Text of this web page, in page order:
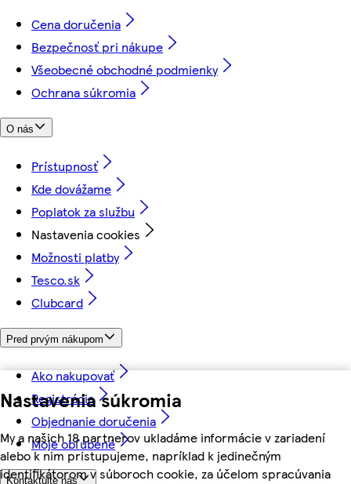
Nastavenia súkromia
My a našich 18 partnerov ukladáme informácie v zariadení
alebo k nim pristupujeme, napríklad k jedinečným
identifikátorom v súboroch cookie, za účelom spracúvania
Cena doručenia
Bezpečnosť pri nákupe
Všeobecné obchodné podmienky
Ochrana súkromia
O nás
Prístupnosť
Kde dovážame
Poplatok za službu
Nastavenia cookies
Možnosti platby
Tesco.sk
Clubcard
Pred prvým nákupom
Ako nakupovať
Registrácia
Objednanie doručenia
Moje obľúbené
Kontaktujte nás